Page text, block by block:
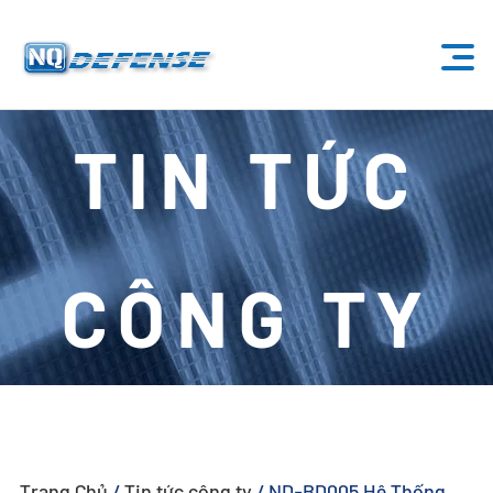
Trang Chủ
Sản Phẩm
- Hệ Thống Anti-Drone
- - Hệ Thống Anti-Drone Cố Định
- - - ND-BU001 Hệ Thống Anti-Drone Tiêu Chuẩn
- - - ND-BU002 Hệ Thống Anti-Drone Cao Cấp
- - - ND-BU004 Hệ Thống Anti-Drone An Ninh Cơ Sở
TIN TỨC
CÔNG TY